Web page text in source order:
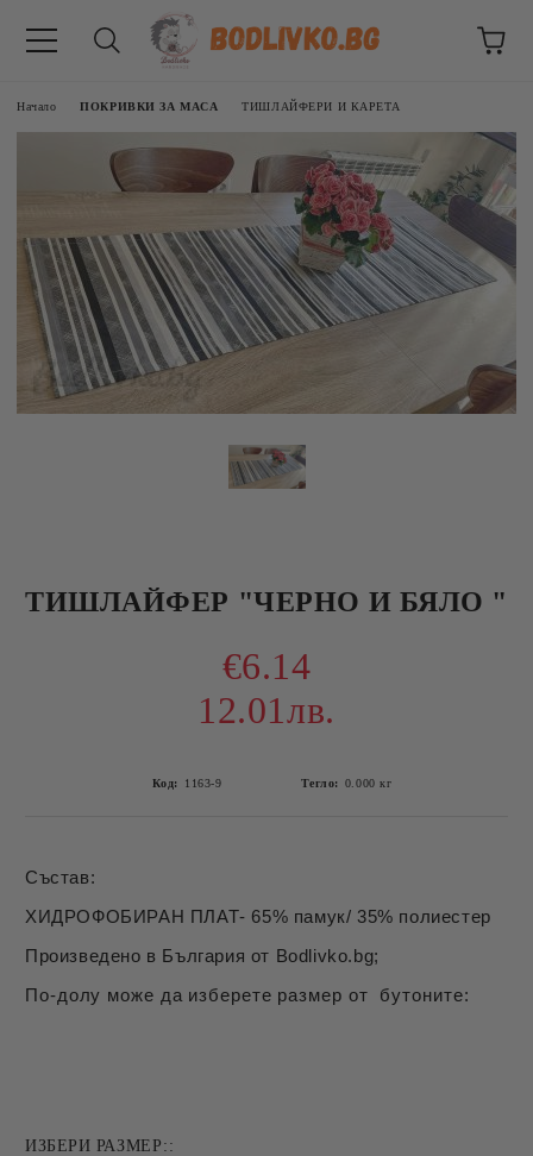
Начало ПОКРИВКИ ЗА МАСА ТИШЛАЙФЕРИ И КАРЕТА
ТИШЛАЙФЕР "ЧЕРНО И БЯЛО "
€6.14
12.01лв.
Код: 1163-9 Тегло: 0.000 кг
Състав:
ХИДРОФОБИРАН ПЛАТ- 65% памук/ 35% полиестер
Произведено в България от Bodlivko.bg;
По-долу може да изберете размер от бутоните:
ИЗБЕРИ РАЗМЕР::